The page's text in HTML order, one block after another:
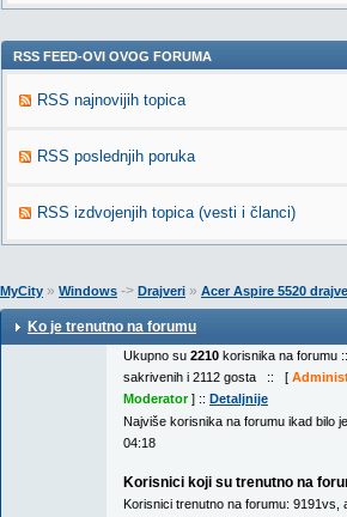
RSS FEED-OVI OVOG FORUMA
RSS najnovijih topica
RSS poslednjih poruka
RSS izdvojenjih topica (vesti i članci)
MyCity » Windows -> Drajveri » Acer Aspire 5520
Ko je trenutno na forumu
Ukupno su 2210 korisnika na forumu
sakrivenih i 2112 gosta :: [
Moderator] :: Detaljnije
Najviše korisnika na forumu ikad bilo je
04:18
Korisnici koji su trenutno na
Korisnici trenutno na forumu: 9191vs